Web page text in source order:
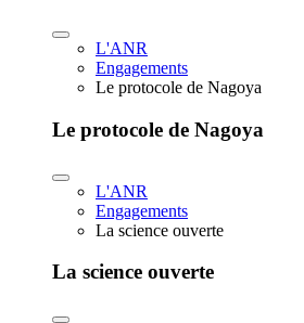
L'ANR
Engagements
Le protocole de Nagoya
Le protocole de Nagoya
L'ANR
Engagements
La science ouverte
La science ouverte